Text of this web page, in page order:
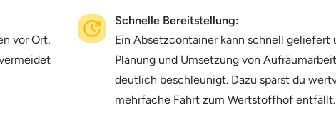
vor Ort,
Schnelle Bereitstellung:
Ein Absetzcontainer kann schnell geliefert
Planung und Umsetzung von
deutlich beschleunigt. Dazu sparst du
mehrfache Fahrt zum Wertstoffhof entfällt.